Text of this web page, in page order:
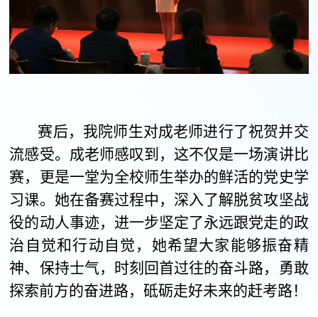
赛后，我院师生对成老师进行了祝贺并交
流感受。成老师感叹到，这不仅是一场演讲比
赛，更是一堂为全校师生举办的鲜活的党史学
习课。她在备赛过程中，深入了解脱贫攻坚战
役的动人事迹，进一步坚定了永远跟党走的政
治自觉和行动自觉，她希望大家能够振奋精
神、保持士气，时刻回首过往的奋斗路，勇敢
探索前方的奋进路，砥砺走好未来的赶考路！